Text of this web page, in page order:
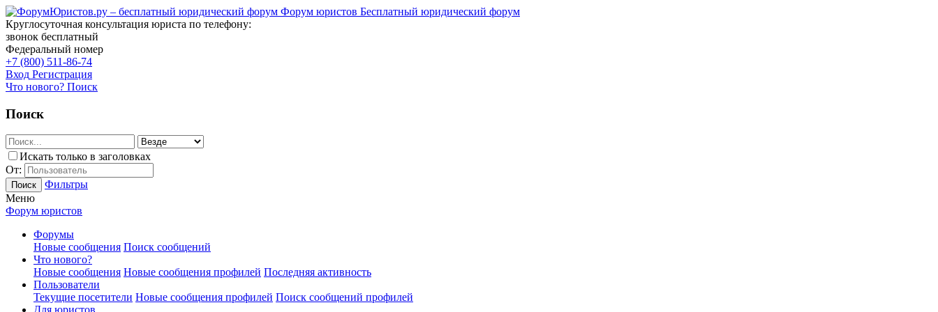
Форум юристов Бесплатный юридический форум
Круглосуточная консультация юриста по телефону:
звонок бесплатный
Федеральный номер
+7 (800) 511-86-74
Вход Регистрация
Что нового? Поиск
Поиск
Искать только в заголовках
От:
Поиск
Фильтры
Меню
Форум юристов
Форумы
Новые сообщения Поиск сообщений
Что нового?
Новые сообщения Новые сообщения профилей Последняя активность
Пользователи
Текущие посетители Новые сообщения профилей Поиск сообщений профилей